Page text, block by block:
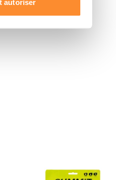
autoriser